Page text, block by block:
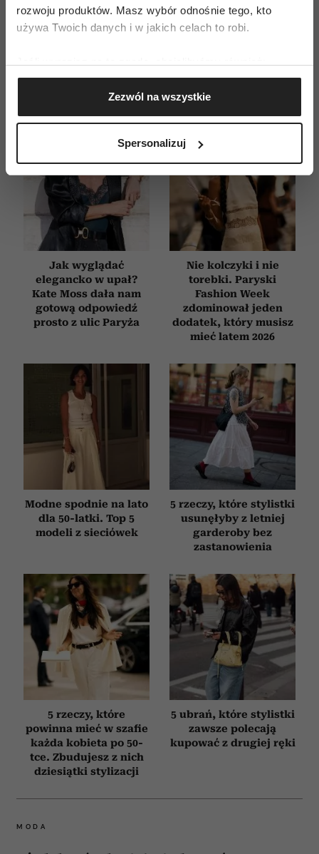
rozwoju produktów. Masz wybór odnośnie tego, kto
używa Twoich danych i w jakich celach to robi.
Gromadzić dane dotyczące Twojej lokalizacji
geograficznej z dokładnością nawet do kilku metrów
Identyfikować Twoje urządzenie, aktywnie
(fingerprinting, czyli wirtualny odcisk palca)
dane są przetwarzane oraz ustaw własne preferencje w
sekcji szczegółów. W Deklaracji plików cookie możesz
zmienić lub wycofać swoją zgodę w dowolnej chwili.
i reklam, aby oferować funkcje społecznościowe i
analizować ruch w naszej witrynie. Informacje o tym, jak
korzystasz z naszej witryny, udostępniamy partnerom
społecznościowym, reklamowym i analitycznym.
Partnerzy mogą połączyć te informacje z innymi danymi
korzystania z ich usług.
Zezwól na wszystkie
Spersonalizuj
E-WYDANIE
Jak wyglądać
elegancko w upał?
Kate Moss dała nam
gotową odpowiedź
prosto z ulic Paryża
Nie kolczyki i nie
torebki. Paryski
Fashion Week
zdominował jeden
dodatek, który musisz
mieć latem 2026
Modne spodnie na lato
dla 50-latki. Top 5
modeli z sieciówek
5 rzeczy, które stylistki
usunęłyby z letniej
garderoby bez
zastanowienia
5 rzeczy, które
powinna mieć w szafie
każda kobieta po 50-
tce. Zbudujesz z nich
dziesiątki stylizacji
5 ubrań, które stylistki
zawsze polecają
kupować z drugiej ręki
MODA